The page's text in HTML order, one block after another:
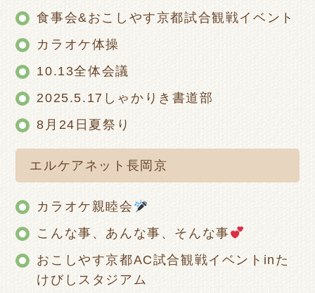
食事会&おこしやす京都試合観戦イベント
カラオケ体操
10.13全体会議
2025.5.17しゃかりき書道部
8月24日夏祭り
エルケアネット長岡京
カラオケ親睦会
こんな事、あんな事、そんな事
おこしやす京都AC試合観戦イベントinた
けびしスタジアム